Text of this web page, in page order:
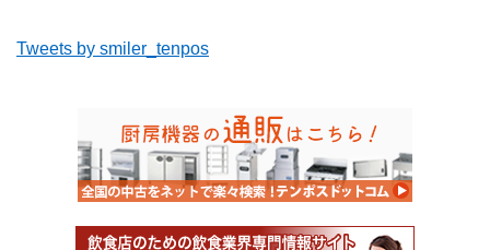
Tweets by smiler_tenpos